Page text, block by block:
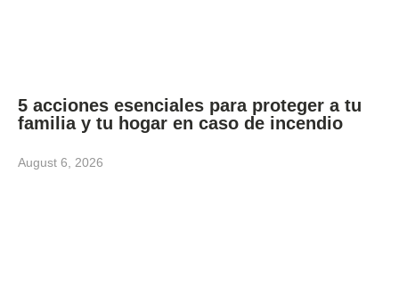
5 acciones esenciales para proteger a tu
familia y tu hogar en caso de incendio
August 6, 2026